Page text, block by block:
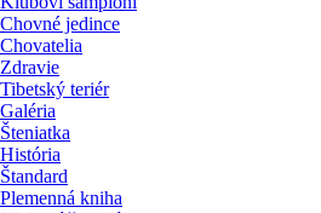
Chovné jedince
Chovatelia
Zdravie
Tibetský teriér
Galéria
Šteniatka
História
Štandard
Plemenná kniha